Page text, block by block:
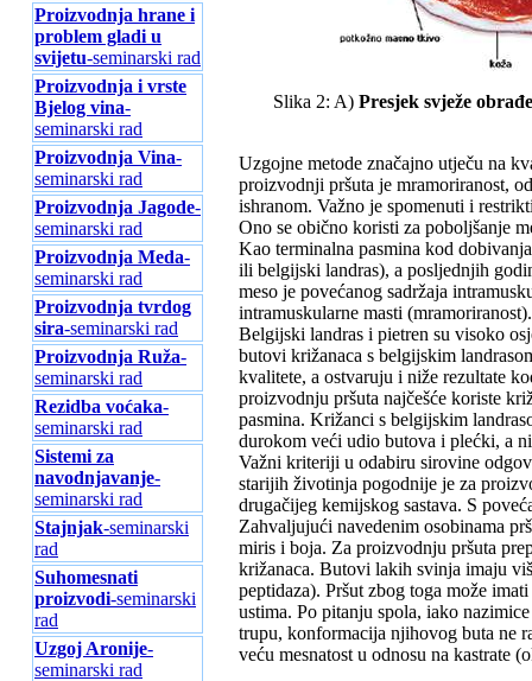
Proizvodnja hrane i
problem gladi u
svijetu-seminarski rad
Proizvodnja i vrste
Bjelog vina-
seminarski rad
Proizvodnja Vina-
seminarski rad
Proizvodnja Jagode-
seminarski rad
Proizvodnja Meda-
seminarski rad
Proizvodnja tvrdog
sira-seminarski rad
Proizvodnja Ruža-
seminarski rad
Rezidba voćaka-
seminarski rad
Sistemi za
navodnjavanje-
seminarski rad
Stajnjak-seminarski
rad
Suhomesnati
proizvodi-seminarski
rad
Uzgoj Aronije-
seminarski rad
Slika 2: A) Presjek svježe
Uzgojne metode značajno utječu na
proizvodnji pršuta je mramoriranost,
ishranom. Važno je spomenuti i
Ono se obično koristi za poboljšanje
Kao terminalna pasmina kod
ili belgijski landras), a posljednjih
meso je povećanog sadržaja
intramuskularne masti
Belgijski landras i pietren su visoko
butovi križanaca s belgijskim
kvalitete, a ostvaruju i niže rezultate
proizvodnju pršuta najčešće koriste
pasmina. Križanci s belgijskim
durokom veći udio butova i plećki, a
Važni kriteriji u odabiru sirovine
starijih životinja pogodnije je za
drugačijeg kemijskog sastava. S
Zahvaljujući navedenim osobinama
miris i boja. Za proizvodnju pršuta
križanaca. Butovi lakih svinja imaju
peptidaza). Pršut zbog toga može
ustima. Po pitanju spola, iako
trupu, konformacija njihovog buta ne
veću mesnatost u odnosu na kastrate